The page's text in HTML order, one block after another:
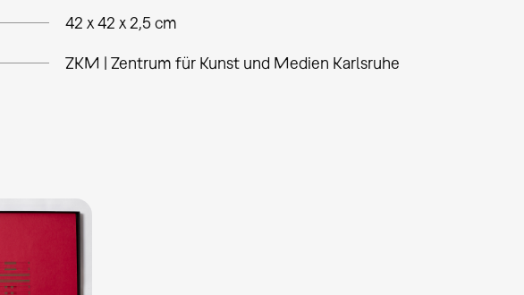
42 x 42 x 2,5 cm
ZKM | Zentrum für Kunst und Medien Karlsruhe